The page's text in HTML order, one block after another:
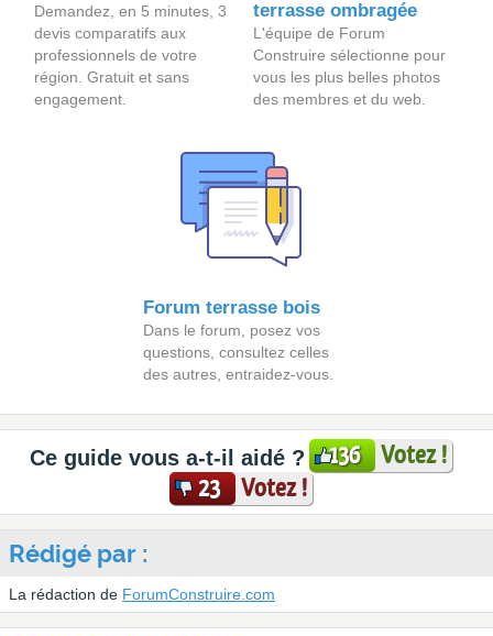
Demandez, en 5 minutes, 3
devis comparatifs aux
professionnels de votre
région. Gratuit et sans
engagement.
terrasse ombragée
L'équipe de Forum
Construire sélectionne pour
vous les plus belles photos
des membres et du web.
Forum terrasse bois
Dans le forum, posez vos
questions, consultez celles
des autres, entraidez-vous.
Ce guide vous a-t-il aidé ? 136 Votez !
23 Votez !
Rédigé par :
La rédaction de ForumConstruire.com